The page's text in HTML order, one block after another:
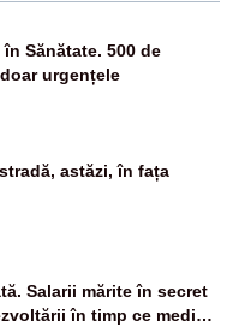
Sănătate. 500 de
urgențele
astăzi, în fața
Salarii mărite în secret
în timp ce medicii